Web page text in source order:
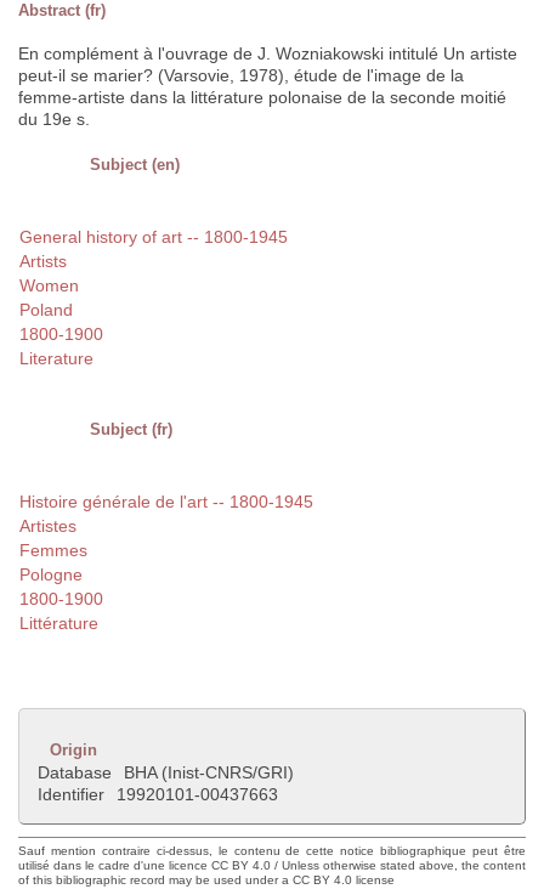
Abstract (fr)
En complément à l'ouvrage de J. Wozniakowski intitulé Un artiste
peut-il se marier? (Varsovie, 1978), étude de l'image de la
femme-artiste dans la littérature polonaise de la seconde moitié
du 19e s.
Subject (en)
General history of art -- 1800-1945
Artists
Women
Poland
1800-1900
Literature
Subject (fr)
Histoire générale de l'art -- 1800-1945
Artistes
Femmes
Pologne
1800-1900
Littérature
Origin
Database
BHA (Inist-CNRS/GRI)
Identifier
19920101-00437663
Sauf mention contraire ci-dessus, le contenu de cette notice bibliographique peut être
utilisé dans le cadre d'une licence CC BY 4.0 / Unless otherwise stated above, the content
of this bibliographic record may be used under a CC BY 4.0 license